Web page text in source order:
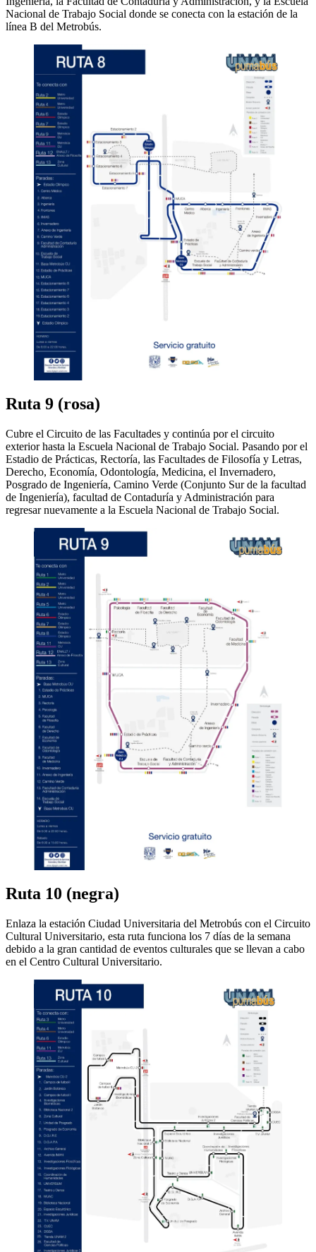
Nacional de Trabajo Social donde se conecta con la estación de la
línea B del Metrobús.
Ruta 9 (rosa)
Cubre el Circuito de las Facultades y continúa por el circuito
exterior hasta la Escuela Nacional de Trabajo Social. Pasando por el
Estadio de Prácticas, Rectoría, las Facultades de Filosofía y Letras,
Derecho, Economía, Odontología, Medicina, el Invernadero,
Posgrado de Ingeniería, Camino Verde (Conjunto Sur de la facultad
de Ingeniería), facultad de Contaduría y Administración para
regresar nuevamente a la Escuela Nacional de Trabajo Social.
Ruta 10 (negra)
Enlaza la estación Ciudad Universitaria del Metrobús con el Circuito
Cultural Universitario, esta ruta funciona los 7 días de la semana
debido a la gran cantidad de eventos culturales que se llevan a cabo
en el Centro Cultural Universitario.